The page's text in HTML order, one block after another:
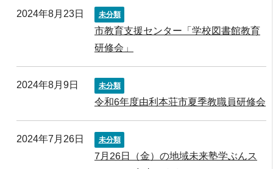
2024年8月23日 未分類
市教育支援センター「学校図書館教育
研修会」
2024年8月9日 未分類
令和6年度由利本荘市夏季教職員研修会
2024年7月26日 未分類
7月26日（金）の地域未来塾学ぶんス